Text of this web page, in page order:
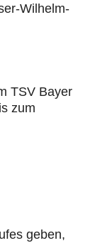
Wilhelm-
TSV Bayer
zum
geben,